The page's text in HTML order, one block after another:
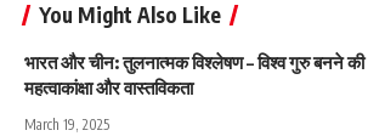
You Might Also Like
भारत और चीन: तुलनात्मक विश्लेषण – विश्व गुरु बनने की
महत्वाकांक्षा और वास्तविकता
March 19, 2025